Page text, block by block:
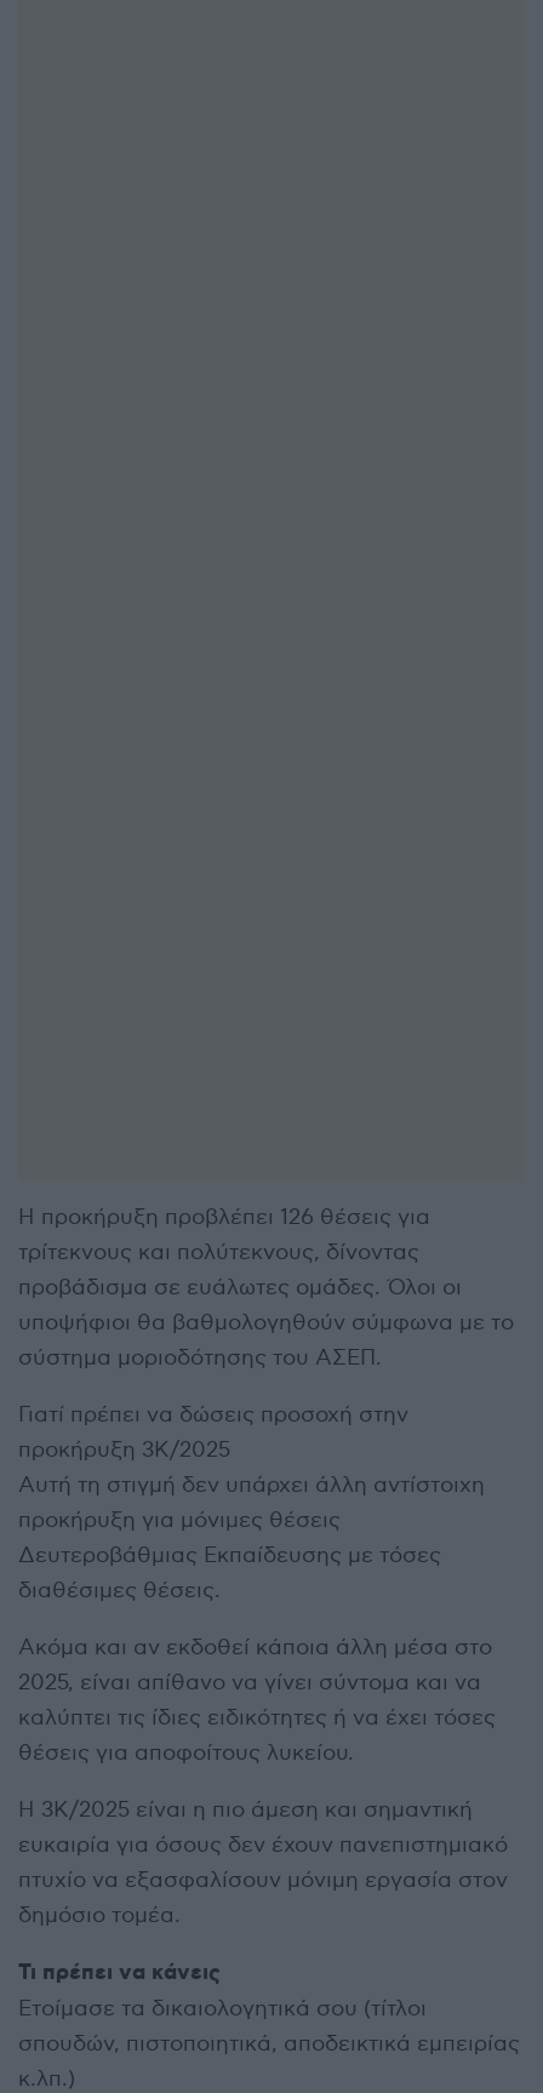
Η προκήρυξη προβλέπει 126 θέσεις για
τρίτεκνους και πολύτεκνους, δίνοντας
προβάδισμα σε ευάλωτες ομάδες. Όλοι οι
υποψήφιοι θα βαθμολογηθούν σύμφωνα με το
σύστημα μοριοδότησης του ΑΣΕΠ.
Γιατί πρέπει να δώσεις προσοχή στην
προκήρυξη 3Κ/2025
Αυτή τη στιγμή δεν υπάρχει άλλη αντίστοιχη
προκήρυξη για μόνιμες θέσεις
Δευτεροβάθμιας Εκπαίδευσης με τόσες
διαθέσιμες θέσεις.
Ακόμα και αν εκδοθεί κάποια άλλη μέσα στο
2025, είναι απίθανο να γίνει σύντομα και να
καλύπτει τις ίδιες ειδικότητες ή να έχει τόσες
θέσεις για αποφοίτους λυκείου.
Η 3Κ/2025 είναι η πιο άμεση και σημαντική
ευκαιρία για όσους δεν έχουν πανεπιστημιακό
πτυχίο να εξασφαλίσουν μόνιμη εργασία στον
δημόσιο τομέα.
Τι πρέπει να κάνεις
Ετοίμασε τα δικαιολογητικά σου (τίτλοι
σπουδών, πιστοποιητικά, αποδεικτικά εμπειρίας
κ.λπ.)